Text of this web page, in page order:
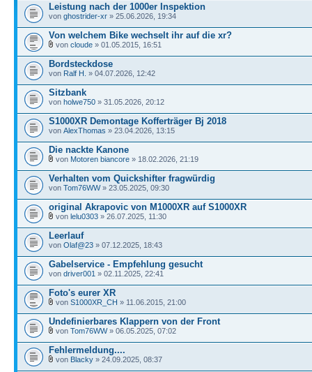
Leistung nach der 1000er Inspektion
von ghostrider-xr » 25.06.2026, 19:34
Von welchem Bike wechselt ihr auf die xr?
von cloude » 01.05.2015, 16:51
Bordsteckdose
von Ralf H. » 04.07.2026, 12:42
Sitzbank
von holwe750 » 31.05.2026, 20:12
S1000XR Demontage Kofferträger Bj 2018
von AlexThomas » 23.04.2026, 13:15
Die nackte Kanone
von Motoren biancore » 18.02.2026, 21:19
Verhalten vom Quickshifter fragwürdig
von Tom76WW» 23.05.2025, 09:30
original Akrapovic von M1000XR auf S1000XR
von lelu0303 » 26.07.2025, 11:30
Leerlauf
von Olaf@23 » 07.12.2025, 18:43
Gabelservice - Empfehlung gesucht
von driver001 » 02.11.2025, 22:41
Foto's eurer XR
von S1000XR_CH » 11.06.2015, 21:00
Undefinierbares Klappern von der Front
von Tom76WW» 06.05.2025, 07:02
Fehlermeldung....
von Blacky » 24.09.2025, 08:37